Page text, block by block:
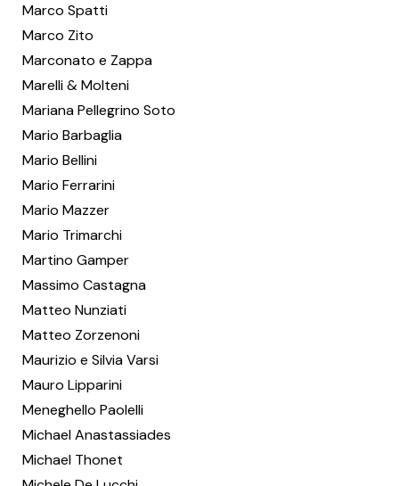
Marco Spatti
Marco Zito
Marconato e Zappa
Marelli & Molteni
Mariana Pellegrino Soto
Mario Barbaglia
Mario Bellini
Mario Ferrarini
Mario Mazzer
Mario Trimarchi
Martino Gamper
Massimo Castagna
Matteo Nunziati
Matteo Zorzenoni
Maurizio e Silvia Varsi
Mauro Lipparini
Meneghello Paolelli
Michael Anastassiades
Michael Thonet